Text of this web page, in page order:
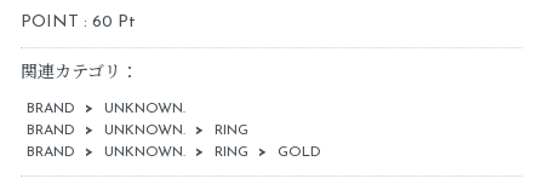
POINT : 60 Pt
関連カテゴリ：
BRAND >
UNKNOWN.
BRAND
> UNKNOWN. >
RING
BRAND
> UNKNOWN. > RING > GOLD